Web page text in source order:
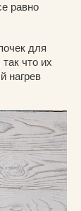
равно
для
что их
нагрев